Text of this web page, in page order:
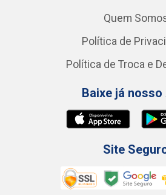
Quem
Política de
Política de Troca e
Baixe já nosso
Site